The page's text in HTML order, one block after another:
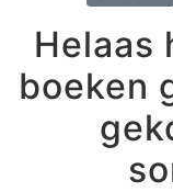
Helaas
boeken